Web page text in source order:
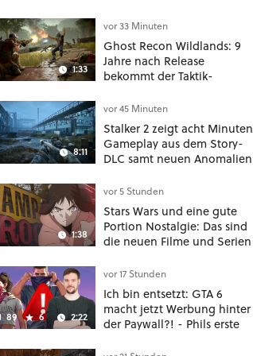
1:33
vor 33 Minuten
Ghost Recon Wildlands: 9
Jahre nach Release
bekommt der Taktik-
nochmal ein dickes Update
8:11
vor 45 Minuten
Stalker 2 zeigt acht Minuten
Gameplay aus dem Story-
DLC samt neuen Anomalien
1:38
vor 5 Stunden
Stars Wars und eine gute
Portion Nostalgie: Das sind
die neuen Filme und Serien
89 6 2:22
vor 17 Stunden
Ich bin entsetzt: GTA 6
macht jetzt Werbung hinter
der Paywall?! - Phils erste